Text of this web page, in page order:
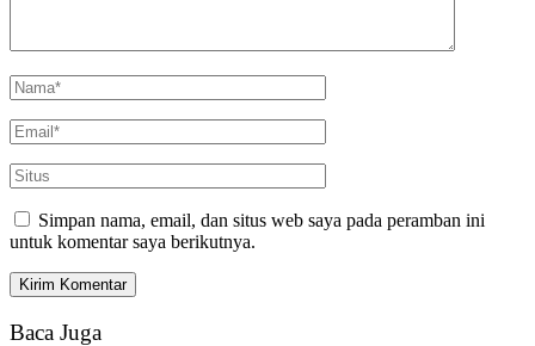
Simpan nama, email, dan situs web saya pada peramban ini
untuk komentar saya berikutnya.
Baca Juga